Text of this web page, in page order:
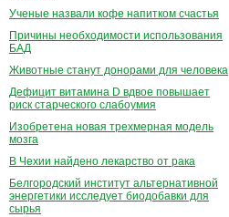
Ученые назвали кофе напитком счастья
Причины необходимости использования
БАД
Животные станут донорами для человека
Дефицит витамина D вдвое повышает
риск старческого слабоумия
Изобретена новая трехмерная модель
мозга
В Чехии найдено лекарство от рака
Белгородский институт альтернативной
энергетики исследует биодобавки для
сырья